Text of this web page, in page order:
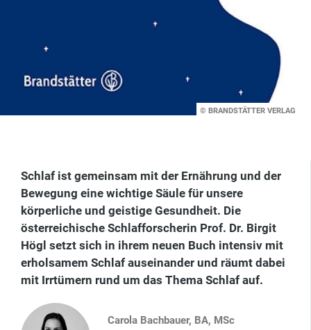
© BRANDSTÄTTER VERLAG
Schlaf ist gemeinsam mit der Ernährung und der
Bewegung eine wichtige Säule für unsere
körperliche und geistige Gesundheit. Die
österreichische Schlafforscherin Prof. Dr. Birgit
Högl setzt sich in ihrem neuen Buch intensiv mit
erholsamem Schlaf auseinander und räumt dabei
mit Irrtümern rund um das Thema Schlaf auf.
Carola Bachbauer, BA, MSc